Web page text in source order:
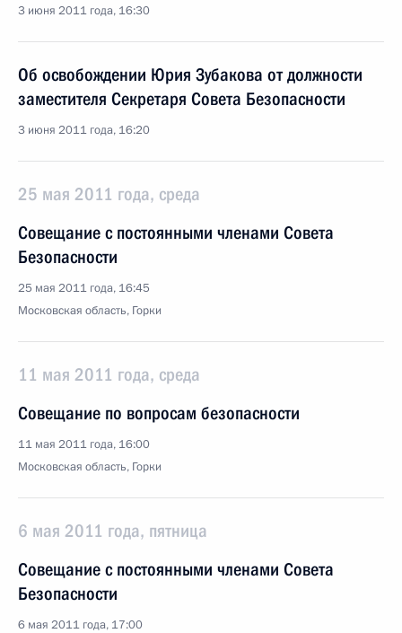
3 июня 2011 года, 16:30
Об освобождении Юрия Зубакова от должности
заместителя Секретаря Совета Безопасности
3 июня 2011 года, 16:20
25 мая 2011 года, среда
Совещание с постоянными членами Совета
Безопасности
25 мая 2011 года, 16:45
Московская область, Горки
11 мая 2011 года, среда
Совещание по вопросам безопасности
11 мая 2011 года, 16:00
Московская область, Горки
6 мая 2011 года, пятница
Совещание с постоянными членами Совета
Безопасности
6 мая 2011 года, 17:00